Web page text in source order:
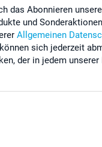
das Abonnieren
und
Allgemeinen
sich jederzeit
der in jedem